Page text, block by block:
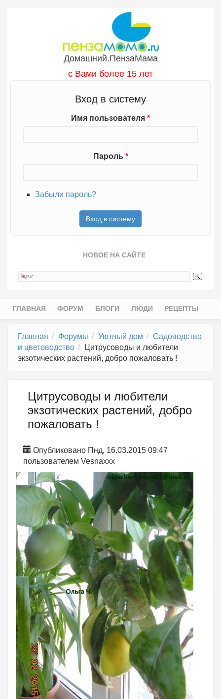
Домашний.ПензаМама
с Вами более 15 лет
Вход в систему
Имя пользователя *
Пароль *
Забыли пароль?
НОВОЕ НА САЙТЕ
Главное меню
ГЛАВНАЯ ФОРУМ БЛОГИ ЛЮДИ РЕЦЕПТЫ
Главная Форумы Уютный дом
Садоводство
и цветоводство
Цитрусоводы и любители
экзотических растений, добро пожаловать !
Цитрусоводы и любители
экзотических растений, добро
пожаловать !
Опубликовано Пнд, 16.03.2015 09:47
пользователем Vesnaxxx